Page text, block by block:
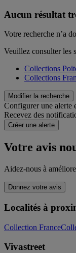
Aucun résultat
Votre recherche n’a
Veuillez consulter les
Collections
Collections
Modifier la recherche
Configurer une alerte
Recevez des
Créer une alerte
Votre avis
Aidez-nous à
Donnez votre avis
Localités à
Collection France
Vivastreet